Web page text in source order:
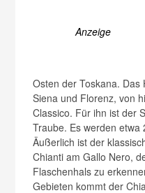
Anzeige
Osten der Toskana. Das
Siena und Florenz, von
Classico. Für ihn ist der
Traube. Es werden
Äußerlich ist der
Chianti am Gallo Nero,
Flaschenhals zu
Gebieten kommt der